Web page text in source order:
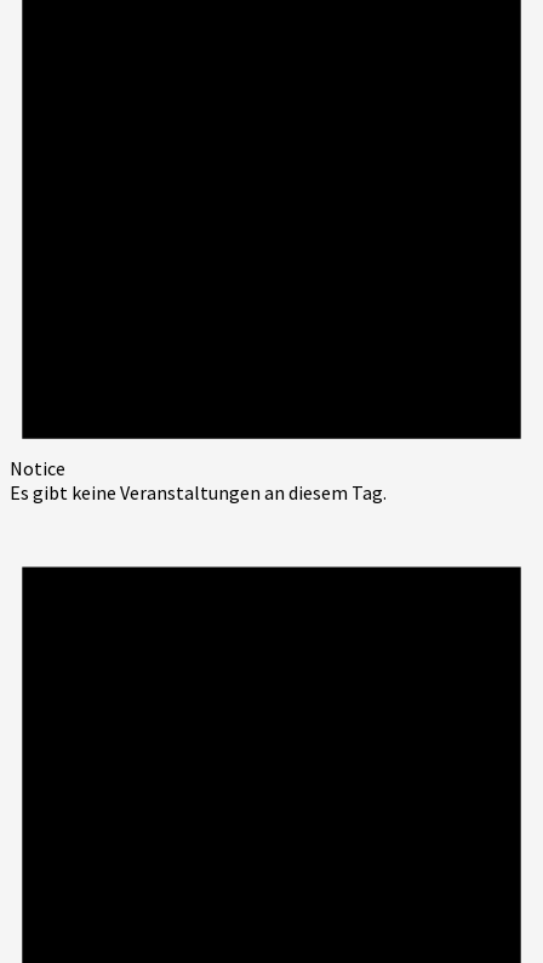
Notice
Es gibt keine Veranstaltungen an diesem Tag.